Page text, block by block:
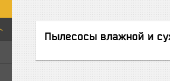
Пылесосы влажной и